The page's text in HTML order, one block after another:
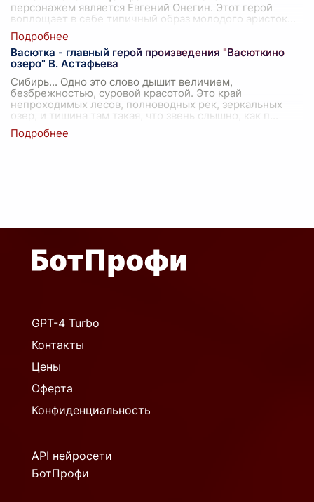
персонажем является Евгений Онегин. Этот герой
воплощает в себе типичный образ молодого аристок
Васютка - главный герой произведения "Васюткино
озеро" В. Астафьева
Сибирь... Одно это слово дышит величием,
безбрежностью, суровой красотой. Это край
непроходимых лесов, полноводных рек, зеркальных
озер, и тишина там такая, что звень слышно, как п
GPT-4 Turbo
Контакты
Цены
Оферта
Конфиденциальность
API нейросети
БотПрофи